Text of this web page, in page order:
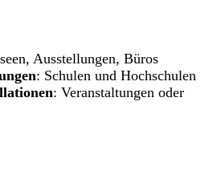
Ausstellungen, Büros
: Schulen und Hochschulen
: Veranstaltungen oder